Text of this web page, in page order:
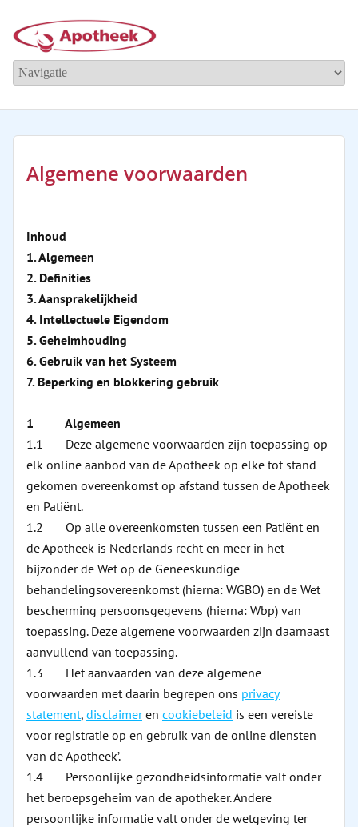
Algemene voorwaarden
Inhoud
1. Algemeen
2. Definities
3. Aansprakelijkheid
4. Intellectuele Eigendom
5. Geheimhouding
6. Gebruik van het Systeem
7. Beperking en blokkering gebruik
1 Algemeen
1.1 Deze algemene voorwaarden zijn toepassing op
elk online aanbod van de Apotheek op elke tot stand
gekomen overeenkomst op afstand tussen de Apotheek
en Patiënt.
1.2 Op alle overeenkomsten tussen een Patiënt en
de Apotheek is Nederlands recht en meer in het
bijzonder de Wet op de Geneeskundige
behandelingsovereenkomst (hierna: WGBO) en de Wet
bescherming persoonsgegevens (hierna: Wbp) van
toepassing. Deze algemene voorwaarden zijn daarnaast
aanvullend van toepassing.
1.3 Het aanvaarden van deze algemene
voorwaarden met daarin begrepen ons privacy
statement, disclaimeren cookiebeleid is een vereiste
voor registratie op en gebruik van de online diensten
van de Apotheek’.
1.4 Persoonlijke gezondheidsinformatie valt onder
het beroepsgeheim van de apotheker. Andere
persoonlijke informatie valt onder de wetgeving ter